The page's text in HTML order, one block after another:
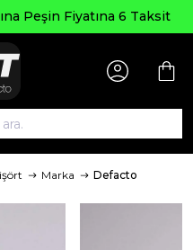
Peşin Fiyatına 6 Taksit
Marka Defacto